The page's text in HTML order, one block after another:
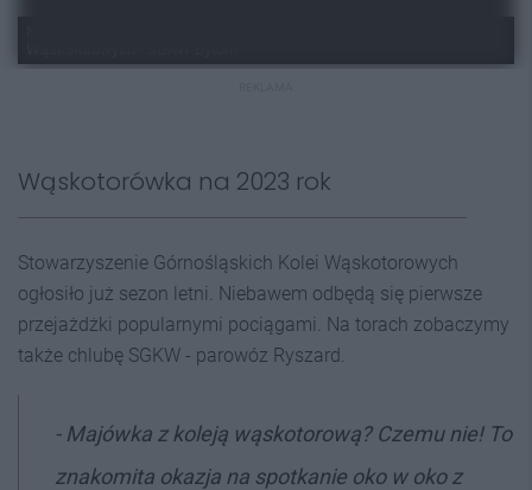
Wąskotorówka na 2023 rok
Stowarzyszenie Górnośląskich Kolei Wąskotorowych
ogłosiło już sezon letni. Niebawem odbędą się pierwsze
przejażdżki popularnymi pociągami. Na torach zobaczymy
także chlubę SGKW - parowóz Ryszard.
- Majówka z koleją wąskotorową? Czemu nie! To
znakomita okazja na spotkanie oko w oko z